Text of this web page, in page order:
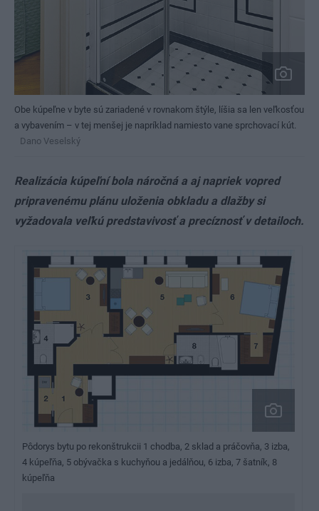
Obe kúpeľne v byte sú zariadené v rovnakom štýle, líšia sa len veľkosťou
a vybavením – v tej menšej je napríklad namiesto vane sprchovací kút.
Dano Veselský
Realizácia kúpeľní bola náročná a aj napriek vopred
pripravenému plánu uloženia obkladu a dlažby si
vyžadovala veľkú predstavivosť a precíznosť v detailoch.
Pôdorys bytu po rekonštrukcii 1 chodba, 2 sklad a práčovňa, 3 izba,
4 kúpeľňa, 5 obývačka s kuchyňou a jedálňou, 6 izba, 7 šatník, 8
kúpeľňa